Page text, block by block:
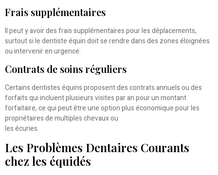
Frais supplémentaires
Il peut y avoir des frais supplémentaires pour les déplacements,
surtout si le dentiste équin doit se rendre dans des zones éloignées
ou intervenir en urgence.
Contrats de soins réguliers
Certains dentistes équins proposent des contrats annuels ou des
forfaits qui incluent plusieurs visites par an pour un montant
forfaitaire, ce qui peut être une option plus économique pour les
propriétaires de multiples chevaux ou
les écuries.
Les Problèmes Dentaires Courants
chez les équidés